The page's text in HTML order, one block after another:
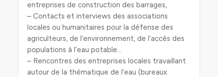
entreprises de construction des barrages,
– Contacts et interviews des associations
locales ou humanitaires pour la défense des
agriculteurs, de l’environnement, de l’accès des
populations à l’eau potable…
– Rencontres des entreprises locales travaillant
autour de la thématique de l’eau (bureaux